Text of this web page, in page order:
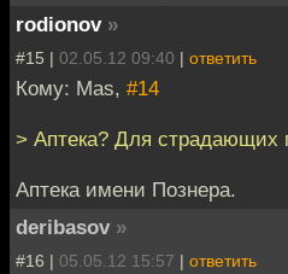
rodionov »
#15 | 02.05.12 09:40 | ответить
Кому: Mas, #14
> Аптека? Для страдающих
Аптека имени Познера.
deribasov »
#16 | 05.05.12 15:57 | ответить